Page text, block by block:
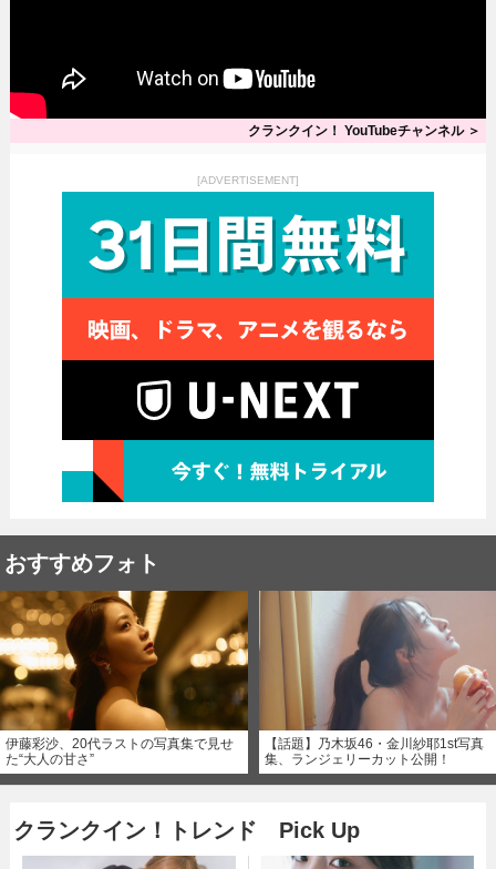
クランクイン！ YouTubeチャンネル ＞
[ADVERTISEMENT]
おすすめフォト
伊藤彩沙、20代ラストの写真集で見せ
た“大人の甘さ”
【話題】乃木坂46・金川紗耶1st写真
集、ランジェリーカット公開！
クランクイン！トレンド Pick Up